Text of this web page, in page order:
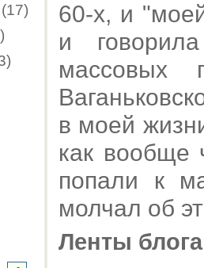
(17)
60-х, и
и
массовых
в моей
как вообще
попали к
молчал об
Ленты